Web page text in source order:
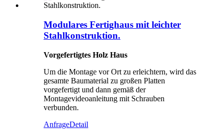
Modulares Fertighaus mit leichter
Stahlkonstruktion.
Vorgefertigtes Holz Haus
Um die Montage vor Ort zu erleichtern, wird das
gesamte Baumaterial zu großen Platten
vorgefertigt und dann gemäß der
Montagevideoanleitung mit Schrauben
verbunden.
AnfrageDetail